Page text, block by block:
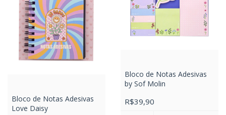
Bloco de Notas Adesivas
Love Daisy
Bloco de Notas Adesivas
by Sof Molin
R$39,90